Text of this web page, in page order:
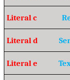
Literal c
Literal d
Literal e